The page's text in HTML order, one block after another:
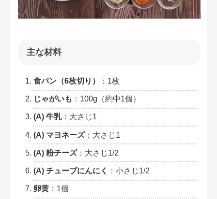
主な材料
食パン（6枚切り） ：1枚
じゃがいも ：100g（約中1個）
(A) 牛乳：大さじ1
(A) マヨネーズ：大さじ1
(A) 粉チーズ：大さじ1/2
(A) チューブにんにく ：小さじ1/2
卵黄 ：1個